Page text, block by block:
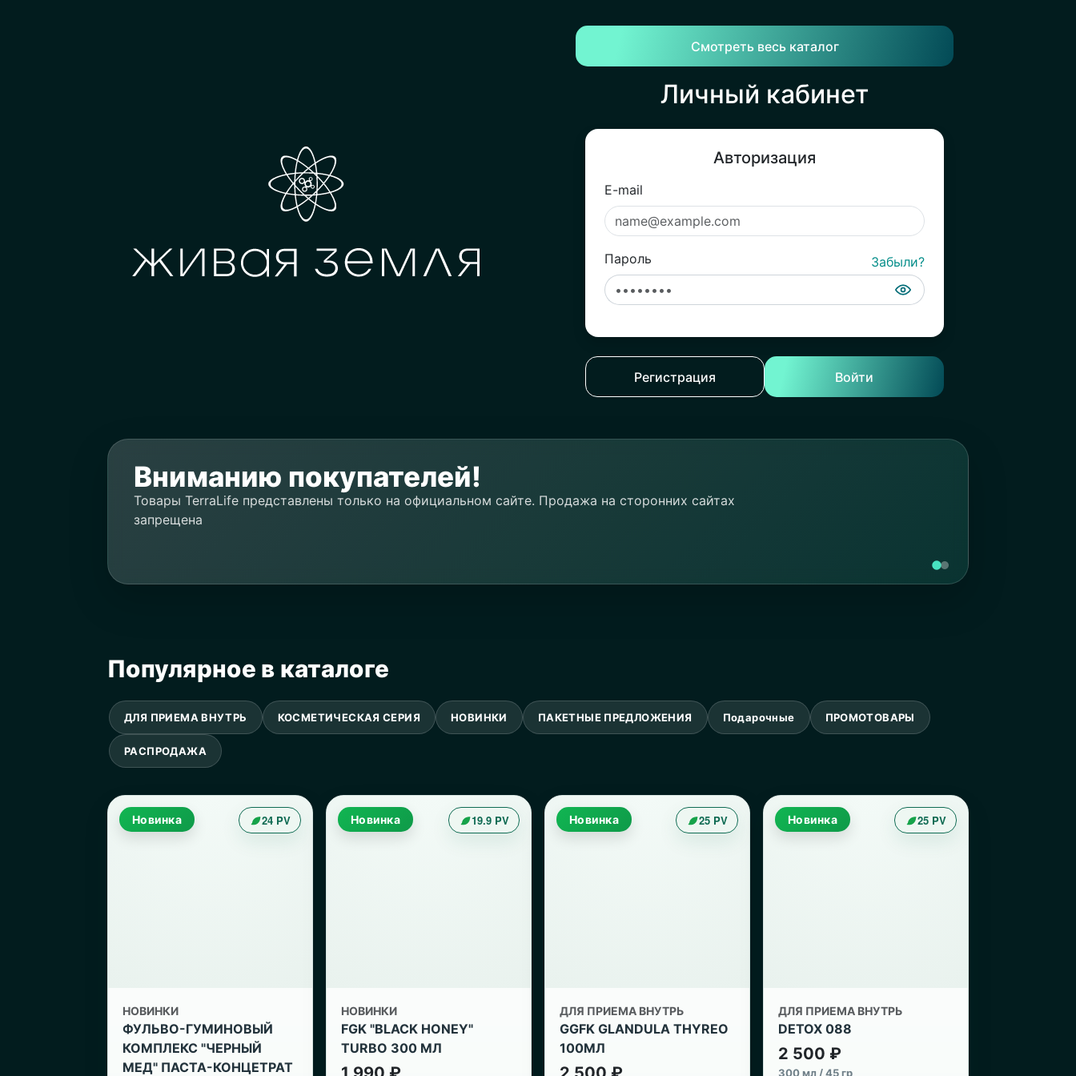
Смотреть весь каталог
Личный кабинет
Авторизация
E-mail
Пароль Забыли?
Регистрация Войти
Вниманию покупателей!
Товары TerraLife представлены только на официальном сайте. Продажа на сторонних сайтах
запрещена
Популярное в каталоге
ДЛЯ ПРИЕМА ВНУТРЬ КОСМЕТИЧЕСКАЯ СЕРИЯ НОВИНКИ ПАКЕТНЫЕ ПРЕДЛОЖЕНИЯ Подарочные ПРОМОТОВАРЫ
РАСПРОДАЖА
Новинка 24 PV
НОВИНКИ
ФУЛЬВО-ГУМИНОВЫЙ
КОМПЛЕКС "ЧЕРНЫЙ
МЕД" ПАСТА-КОНЦЕТРАТ
Новинка 19.9 PV
НОВИНКИ
FGK "BLACK HONEY"
TURBO 300 МЛ
Новинка 25 PV
ДЛЯ ПРИЕМА ВНУТРЬ
GGFK GLANDULA THYREO
100МЛ
Новинка 25 PV
ДЛЯ ПРИЕМА ВНУТРЬ
DETOX 088
2 500 ₽
300 мл / 45 гр